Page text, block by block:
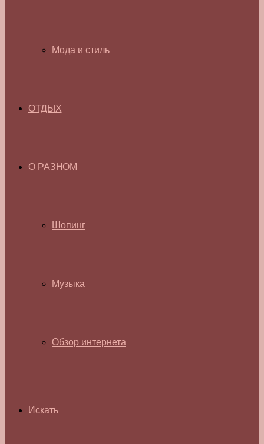
Мода и стиль
ОТДЫХ
О РАЗНОМ
Шопинг
Музыка
Обзор интернета
Искать